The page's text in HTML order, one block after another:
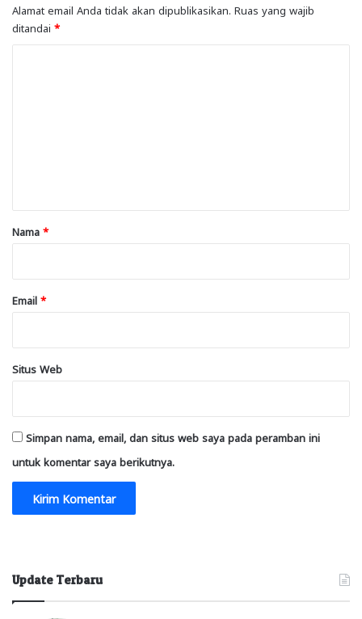
Alamat email Anda tidak akan dipublikasikan. Ruas yang wajib
ditandai *
rNama *
Email *
Situs Web
Simpan nama, email, dan situs web saya pada peramban ini
untuk komentar saya berikutnya.
Update Terbaru